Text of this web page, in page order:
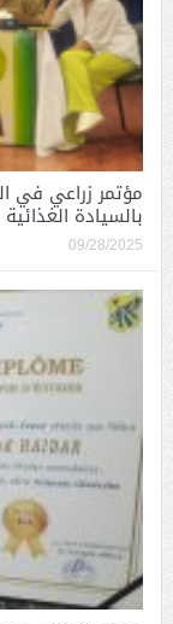
مؤتمر زراعي في
بالسيادة الغذائية
09/28/2025